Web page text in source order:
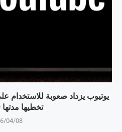
يوتيوب يزداد صعوبة للاستخدام
تخطيها مدتها 90 ثانية
04/08